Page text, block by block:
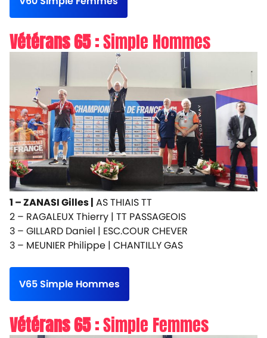
Vétérans 65 :Simple Hommes
1 – ZANASI Gilles | AS THIAIS TT
2 – RAGALEUX Thierry | TT PASSAGEOIS
3 – GILLARD Daniel | ESC.COUR CHEVER
3 – MEUNIER Philippe | CHANTILLY GAS
V65 Simple Hommes
Vétérans 65 :Simple Femmes